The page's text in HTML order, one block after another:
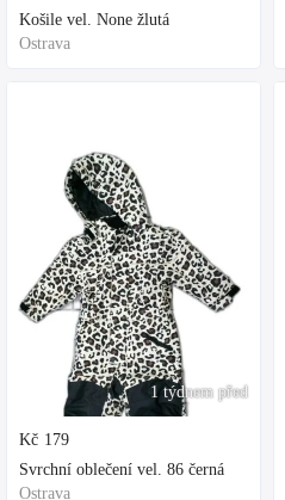
Košile vel. None žlutá
Ostrava
1 týdnem před
Kč 179
Svrchní oblečení vel. 86 černá
Ostrava